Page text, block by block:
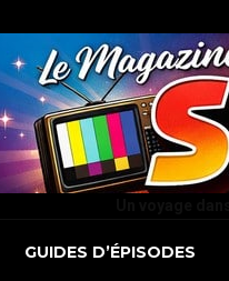
GUIDES D’ÉPISODES